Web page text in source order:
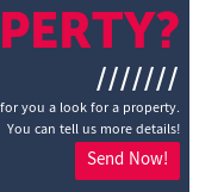
///////
you a look for a property.
You can tell us more details!
Send Now!